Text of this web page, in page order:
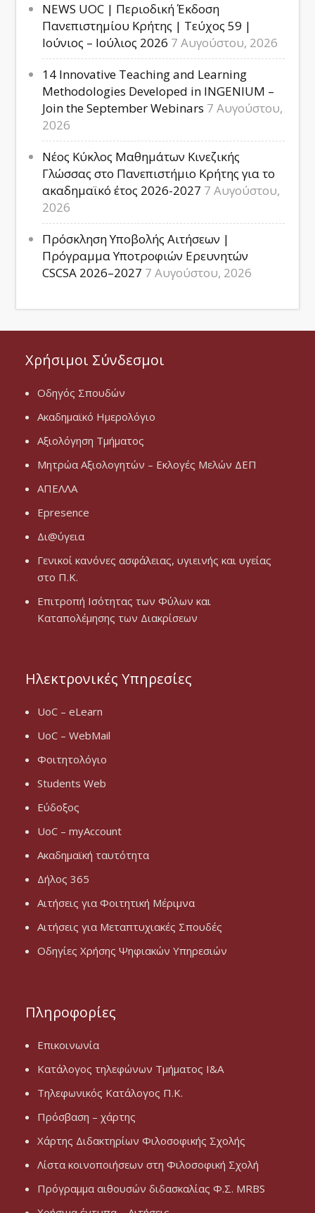
NEWS UOC | Περιοδική Έκδοση
Πανεπιστημίου Κρήτης | Τεύχος 59 |
Ιούνιος – Ιούλιος 2026 7 Αυγούστου, 2026
14 Innovative Teaching and Learning
Methodologies Developed in INGENIUM –
Join the September Webinars 7 Αυγούστου,
2026
Νέος Κύκλος Μαθημάτων Κινεζικής
Γλώσσας στο Πανεπιστήμιο Κρήτης για το
ακαδημαϊκό έτος 2026-2027 7 Αυγούστου,
2026
Πρόσκληση Υποβολής Αιτήσεων |
Πρόγραμμα Υποτροφιών Ερευνητών
CSCSA 2026–2027 7 Αυγούστου, 2026
Χρήσιμοι Σύνδεσμοι
Οδηγός Σπουδών
Ακαδημαϊκό Ημερολόγιο
Αξιολόγηση Τμήματος
Μητρώα Αξιολογητών – Εκλογές Μελών ΔΕΠ
ΑΠΕΛΛΑ
Epresence
Δι@ύγεια
Γενικοί κανόνες ασφάλειας, υγιεινής και υγείας
στο Π.Κ.
Επιτροπή Ισότητας των Φύλων και
Καταπολέμησης των Διακρίσεων
Ηλεκτρονικές Υπηρεσίες
UoC – eLearn
UoC – WebMail
Φοιτητολόγιο
Students Web
Εύδοξος
UoC – myAccount
Ακαδημαϊκή ταυτότητα
Δήλος 365
Αιτήσεις για Φοιτητική Μέριμνα
Αιτήσεις για Μεταπτυχιακές Σπουδές
Οδηγίες Χρήσης Ψηφιακών Υπηρεσιών
Πληροφορίες
Επικοινωνία
Κατάλογος τηλεφώνων Τμήματος Ι&Α
Τηλεφωνικός Κατάλογος Π.Κ.
Πρόσβαση – χάρτης
Χάρτης Διδακτηρίων Φιλοσοφικής Σχολής
Λίστα κοινοποιήσεων στη Φιλοσοφική Σχολή
Πρόγραμμα αιθουσών διδασκαλίας Φ.Σ. MRBS